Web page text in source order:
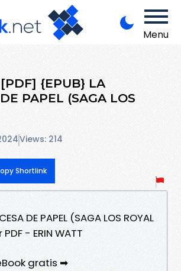
Menu
{EPUB} LA
PAPEL (SAGA LOS
Views: 214
Shortlink
DE PAPEL (SAGA LOS ROYAL
- ERIN WATT
gratis ➡